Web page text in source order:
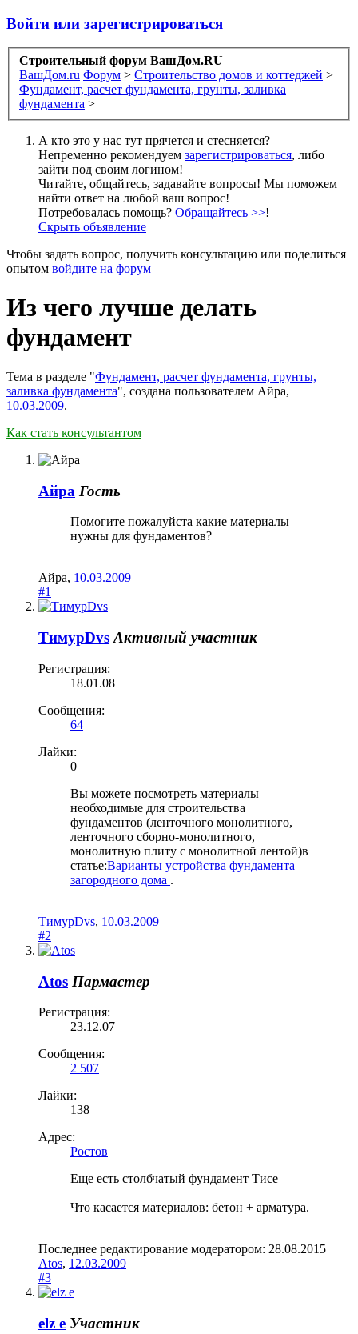
Войти или зарегистрироваться
Строительный форум ВашДом.RU
ВашДом.ru Форум > Строительство домов и коттеджей >
Фундамент, расчет фундамента, грунты, заливка
фундамента >
А кто это у нас тут прячется и стесняется?
Непременно рекомендуем зарегистрироваться, либо
зайти под своим логином!
Читайте, общайтесь, задавайте вопросы! Мы поможем
найти ответ на любой ваш вопрос!
Потребовалась помощь? Обращайтесь >>!
Скрыть объявление
Чтобы задать вопрос, получить консультацию или поделиться
опытом войдите на форум
Из чего лучше делать
фундамент
Тема в разделе "Фундамент, расчет фундамента, грунты,
заливка фундамента", создана пользователем Айра,
10.03.2009.
Как стать консультантом
Айра Гость
Помогите пожалуйста какие материалы
нужны для фундаментов?
Айра, 10.03.2009
#1
ТимурDvs Активный участник
Регистрация:
18.01.08
Сообщения:
64
Лайки:
0
Вы можете посмотреть материалы
необходимые для строительства
фундаментов (ленточного монолитного,
ленточного сборно-монолитного,
монолитную плиту с монолитной лентой)в
статье:Варианты устройства фундамента
загородного дома .
ТимурDvs, 10.03.2009
#2
Atos Пармастер
Регистрация:
23.12.07
Сообщения:
2 507
Лайки:
138
Адрес:
Ростов
Еще есть столбчатый фундамент Тисе
Что касается материалов: бетон + арматура.
Последнее редактирование модератором: 28.08.2015
Atos, 12.03.2009
#3
elz e Участник